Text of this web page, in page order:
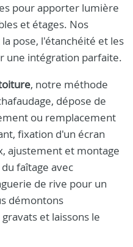
pour apporter lumière
et étages. Nos
pose, l'étanchéité et les
une intégration parfaite.
, notre méthode
dépose de
ou remplacement
fixation d'un écran
ajustement et montage
faîtage avec
de rive pour un
démontons
et laissons le